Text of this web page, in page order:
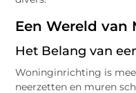
Een Wereld van
Het Belang van
Woninginrichting is
neerzetten en muren